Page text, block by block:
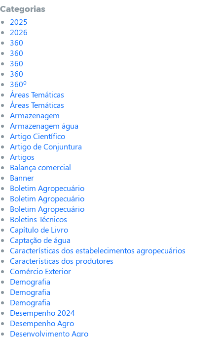
Categorias
2025
2026
360
360
360
360
360º
Áreas Temáticas
Áreas Temáticas
Armazenagem
Armazenagem água
Artigo Científico
Artigo de Conjuntura
Artigos
Balança comercial
Banner
Boletim Agropecuário
Boletim Agropecuário
Boletim Agropecuário
Boletins Técnicos
Capítulo de Livro
Captação de água
Características dos estabelecimentos agropecuários
Características dos produtores
Comércio Exterior
Demografia
Demografia
Demografia
Desempenho 2024
Desempenho Agro
Desenvolvimento Agro